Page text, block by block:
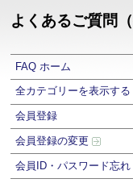
よくあるご質問
FAQ ホーム
全カテゴリーを表示する
会員登録
会員登録の変更
会員ID・パスワード忘